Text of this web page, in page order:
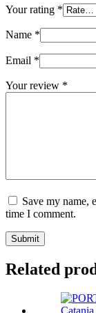
Your rating *
Name *
Email *
Your review *
Save my name,
time I comment.
Submit
Related